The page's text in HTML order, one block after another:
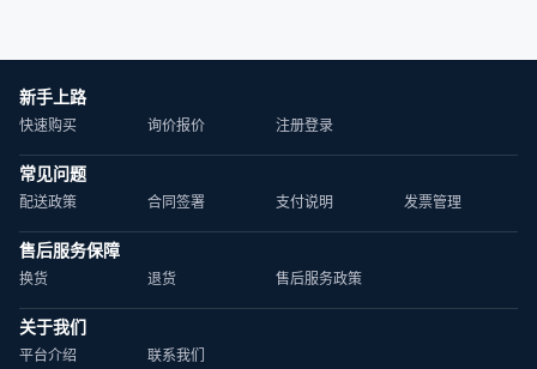
新手上路
快速购买 询价报价 注册登录
常见问题
配送政策 合同签署 支付说明 发票管理
售后服务保障
换货 退货 售后服务政策
关于我们
平台介绍 联系我们